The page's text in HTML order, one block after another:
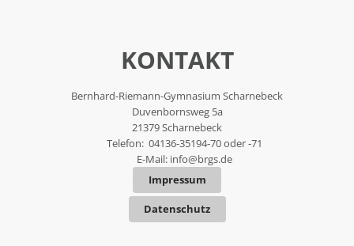
KONTAKT
Bernhard-Riemann-Gymnasium Scharnebeck
Duvenbornsweg 5a
21379 Scharnebeck
Telefon: 04136-35194-70 oder -71
E-Mail: info@brgs.de
Impressum
Datenschutz